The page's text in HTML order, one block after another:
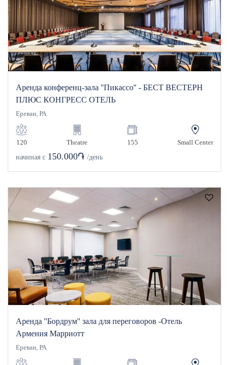
Аренда конференц-зала ''Пикассо'' - БЕСТ ВЕСТЕРН
ПЛЮС КОНГРЕСС ОТЕЛЬ
Ереван, РА
120 Theatre 155
Small Center
начиная с 150.000֏ /день
Аренда ''Бордрум'' зала для переговоров -Отель
Армения Марриотт
Ереван, РА